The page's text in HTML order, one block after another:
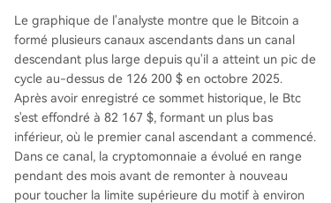
Le graphique de l'analyste montre que le Bitcoin a
formé plusieurs canaux ascendants dans un canal
descendant plus large depuis qu'il a atteint un pic de
cycle au-dessus de 126 200 $ en octobre 2025.
Après avoir enregistré ce sommet historique, le Btc
s'est effondré à 82 167 $, formant un plus bas
inférieur, où le premier canal ascendant a commencé.
Dans ce canal, la cryptomonnaie a évolué en range
pendant des mois avant de remonter à nouveau
pour toucher la limite supérieure du motif à environ